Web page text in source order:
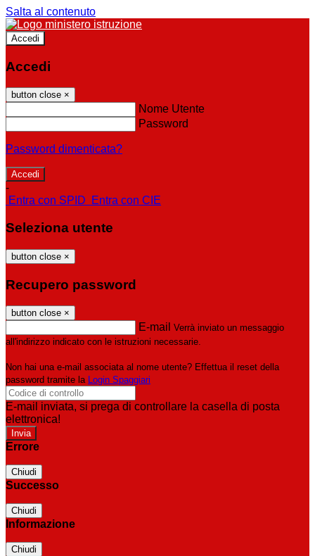
Salta al contenuto
Accedi
Accedi
button close ×
Nome Utente
Password
Password dimenticata?
-
Entra con SPID
Entra con CIE
Seleziona utente
button close ×
Recupero password
button close ×
E-mail Verrà inviato un messaggio
all'indirizzo indicato con le istruzioni necessarie.
Non hai una e-mail associata al nome utente? Effettua il reset della
password tramite la Login Spaggiari
E-mail inviata, si prega di controllare la casella di posta
elettronica!
Errore
Chiudi
Successo
Chiudi
Informazione
Chiudi